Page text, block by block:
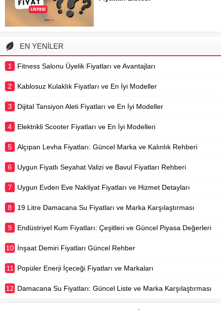
imkanı ve arka planda oynatma...
EN YENİLER
1 Fitness Salonu Üyelik Fiyatları ve Avantajları
2 Kablosuz Kulaklık Fiyatları ve En İyi Modeller
3 Dijital Tansiyon Aleti Fiyatları ve En İyi Modeller
4 Elektrikli Scooter Fiyatları ve En İyi Modelleri
5 Alçıpan Levha Fiyatları: Güncel Marka ve Kalınlık Rehberi
6 Uygun Fiyatlı Seyahat Valizi ve Bavul Fiyatları Rehberi
7 Uygun Evden Eve Nakliyat Fiyatları ve Hizmet Detayları
8 19 Litre Damacana Su Fiyatları ve Marka Karşılaştırması
9 Endüstriyel Kum Fiyatları: Çeşitleri ve Güncel Piyasa Değerleri
10 İnşaat Demiri Fiyatları Güncel Rehber
11 Popüler Enerji İçeceği Fiyatları ve Markaları
12 Damacana Su Fiyatları: Güncel Liste ve Marka Karşılaştırması